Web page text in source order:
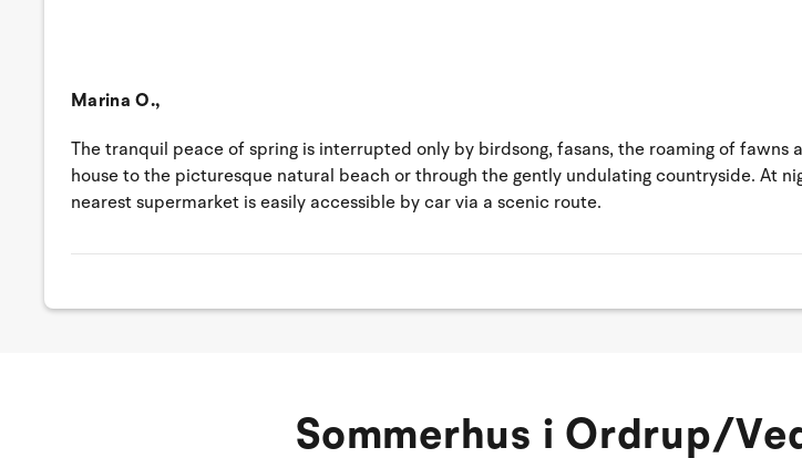
Marina O.,
The tranquil peace of spring is interrupted only by birdsong, fasans, the roaming of
house to the picturesque natural beach or through the gently undulating countryside. At
nearest supermarket is easily accessible by car via a scenic route.
Sommerhus i Ordrup/